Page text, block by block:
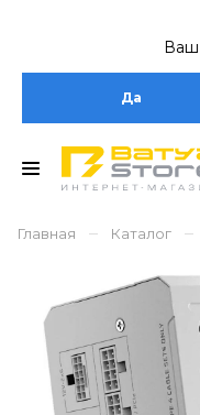
Ваш
Да
Главная – Каталог –